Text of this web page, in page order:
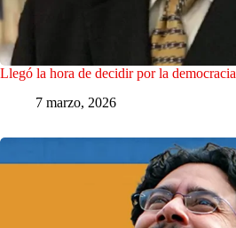
Llegó la hora de decidir por la democracia
7 marzo, 2026